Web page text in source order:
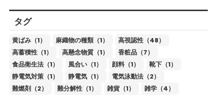
タグ
黄ばみ（1） 麻織物の種類（1）
高視認性（48）
高蓄積性（1）
高懸念物質（1）
香粧品（7）
食品衛生法（1）
風合い（1） 顔料（1）
靴下（1）
静電気対策（1）
静電気（1）
電気泳動法（2）
難燃剤（2）
難分解性（1） 雑貨（1）
雑学（4）